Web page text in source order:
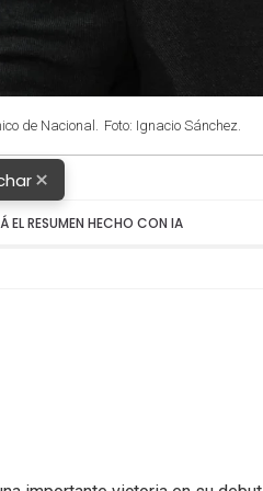
de Nacional. Foto: Ignacio Sánchez.
×
EL RESUMEN HECHO CON IA